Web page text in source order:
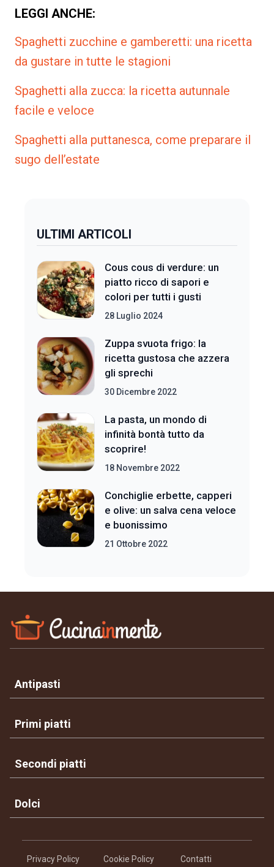
LEGGI ANCHE:
Spaghetti zucchine e gamberetti: una ricetta
da gustare in tutte le stagioni
Spaghetti alla zucca: la ricetta autunnale
facile e veloce
Spaghetti alla puttanesca, come preparare il
sugo dell’estate
ULTIMI ARTICOLI
Cous cous di verdure: un
piatto ricco di sapori e
colori per tutti i gusti
28 Luglio 2024
Zuppa svuota frigo: la
ricetta gustosa che azzera
gli sprechi
30 Dicembre 2022
La pasta, un mondo di
infinità bontà tutto da
scoprire!
18 Novembre 2022
Conchiglie erbette, capperi
e olive: un salva cena veloce
e buonissimo
21 Ottobre 2022
Antipasti
Primi piatti
Secondi piatti
Dolci
Privacy Policy Cookie Policy Contatti